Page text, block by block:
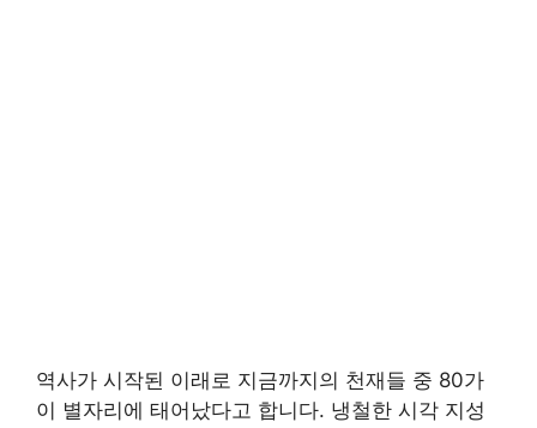
역사가 시작된 이래로 지금까지의 천재들 중 80가
이 별자리에 태어났다고 합니다. 냉철한 시각 지성